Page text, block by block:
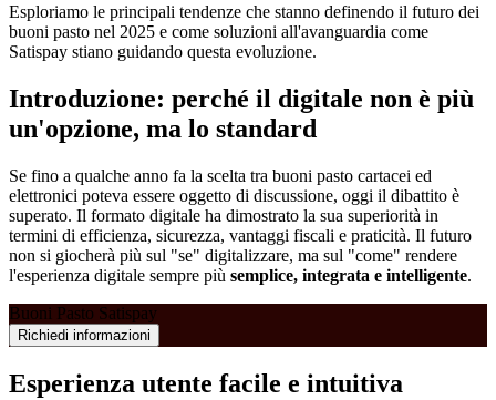
Esploriamo le principali tendenze che stanno definendo il futuro dei
buoni pasto nel 2025 e come soluzioni all'avanguardia come
Satispay stiano guidando questa evoluzione.
Introduzione: perché il digitale non è più
un'opzione, ma lo standard
Se fino a qualche anno fa la scelta tra buoni pasto cartacei ed
elettronici poteva essere oggetto di discussione, oggi il dibattito è
superato. Il formato digitale ha dimostrato la sua superiorità in
termini di efficienza, sicurezza, vantaggi fiscali e praticità. Il futuro
non si giocherà più sul "se" digitalizzare, ma sul "come" rendere
l'esperienza digitale sempre più semplice, integrata e intelligente.
Buoni Pasto Satispay
Richiedi informazioni
Esperienza utente facile e intuitiva